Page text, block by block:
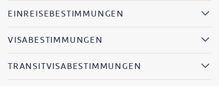
EINREISEBESTIMMUNGEN
VISABESTIMMUNGEN
TRANSITVISABESTIMMUNGEN